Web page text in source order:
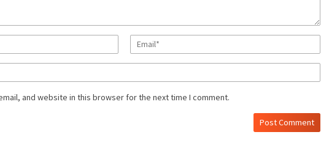
and website in this browser for the next time I comment.